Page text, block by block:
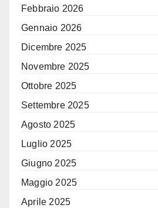
Febbraio 2026
Gennaio 2026
Dicembre 2025
Novembre 2025
Ottobre 2025
Settembre 2025
Agosto 2025
Luglio 2025
Giugno 2025
Maggio 2025
Aprile 2025